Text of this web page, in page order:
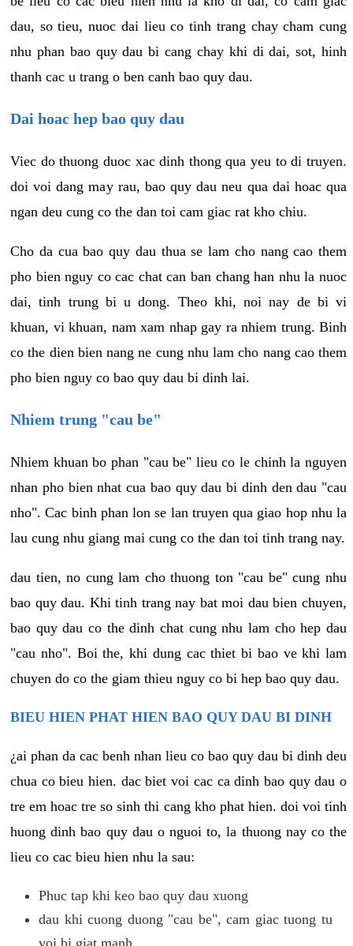
dau, so tieu, nuoc dai lieu co tinh trang chay cham cung
nhu phan bao quy dau bi cang chay khi di dai, sot, hinh
thanh cac u trang o ben canh bao quy dau.
Dai hoac hep bao quy dau
Viec do thuong duoc xac dinh thong qua yeu to di truyen.
doi voi dang may rau, bao quy dau neu qua dai hoac qua
ngan deu cung co the dan toi cam giac rat kho chiu.
Cho da cua bao quy dau thua se lam cho nang cao them
pho bien nguy co cac chat can ban chang han nhu la nuoc
dai, tinh trung bi u dong. Theo khi, noi nay de bi vi
khuan, vi khuan, nam xam nhap gay ra nhiem trung. Binh
co the dien bien nang ne cung nhu lam cho nang cao them
pho bien nguy co bao quy dau bi dinh lai.
Nhiem trung "cau be"
Nhiem khuan bo phan "cau be" lieu co le chinh la nguyen
nhan pho bien nhat cua bao quy dau bi dinh den dau "cau
nho". Cac binh phan lon se lan truyen qua giao hop nhu la
lau cung nhu giang mai cung co the dan toi tinh trang nay.
dau tien, no cung lam cho thuong ton "cau be" cung nhu
bao quy dau. Khi tinh trang nay bat moi dau bien chuyen,
bao quy dau co the dinh chat cung nhu lam cho hep dau
"cau nho". Boi the, khi dung cac thiet bi bao ve khi lam
chuyen do co the giam thieu nguy co bi hep bao quy dau.
BIEU HIEN PHAT HIEN BAO QUY DAU BI DINH
¿ai phan da cac benh nhan lieu co bao quy dau bi dinh deu
chua co bieu hien. dac biet voi cac ca dinh bao quy dau o
tre em hoac tre so sinh thi cang kho phat hien. doi voi tinh
huong dinh bao quy dau o nguoi to, la thuong nay co the
lieu co cac bieu hien nhu la sau:
Phuc tap khi keo bao quy dau xuong
dau khi cuong duong "cau be", cam giac tuong tu